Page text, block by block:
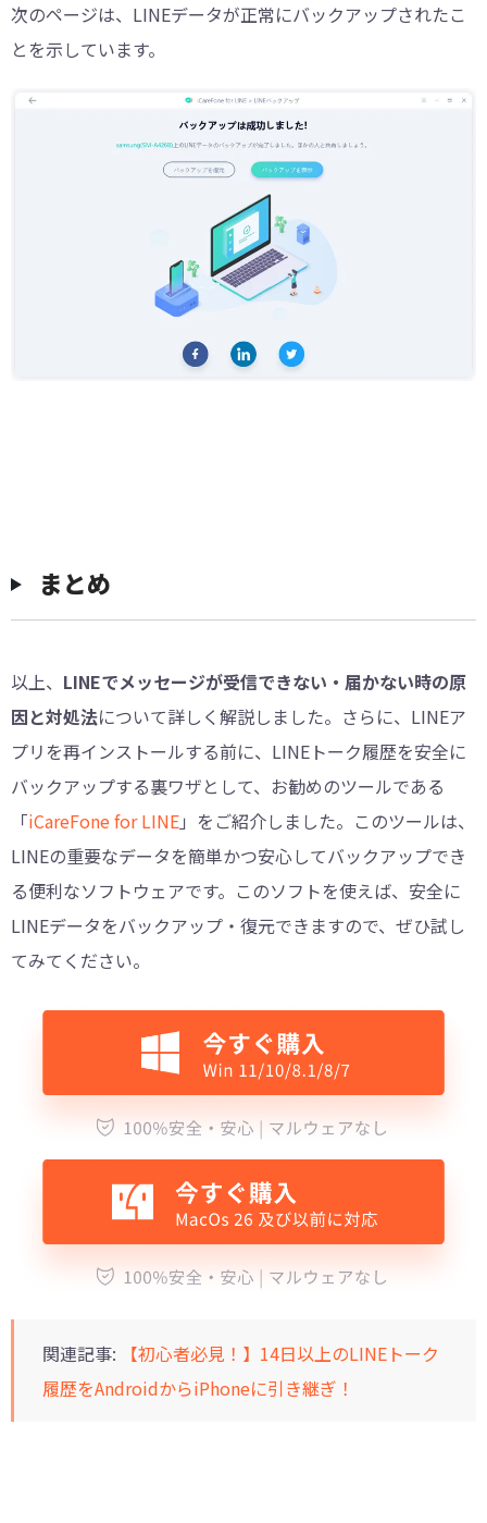
次のページは、LINEデータが正常にバックアップされたこ
とを示しています。
まとめ
以上、 LINEでメッセージが受信できない・届かない時の原
因と対処法について詳しく解説しました。さらに、LINEア
プリを再インストールする前に、LINEトーク履歴を安全に
バックアップする裏ワザとして、お勧めのツールである
「iCareFone for LINE」をご紹介しました。このツールは、
LINEの重要なデータを簡単かつ安心してバックアップでき
る便利なソフトウェアです。このソフトを使えば、安全に
LINEデータをバックアップ・復元できますので、ぜひ試し
てみてください。
関連記事:
【初心者必見！】14日以上のLINEトーク
履歴をAndroidからiPhoneに引き継ぎ！